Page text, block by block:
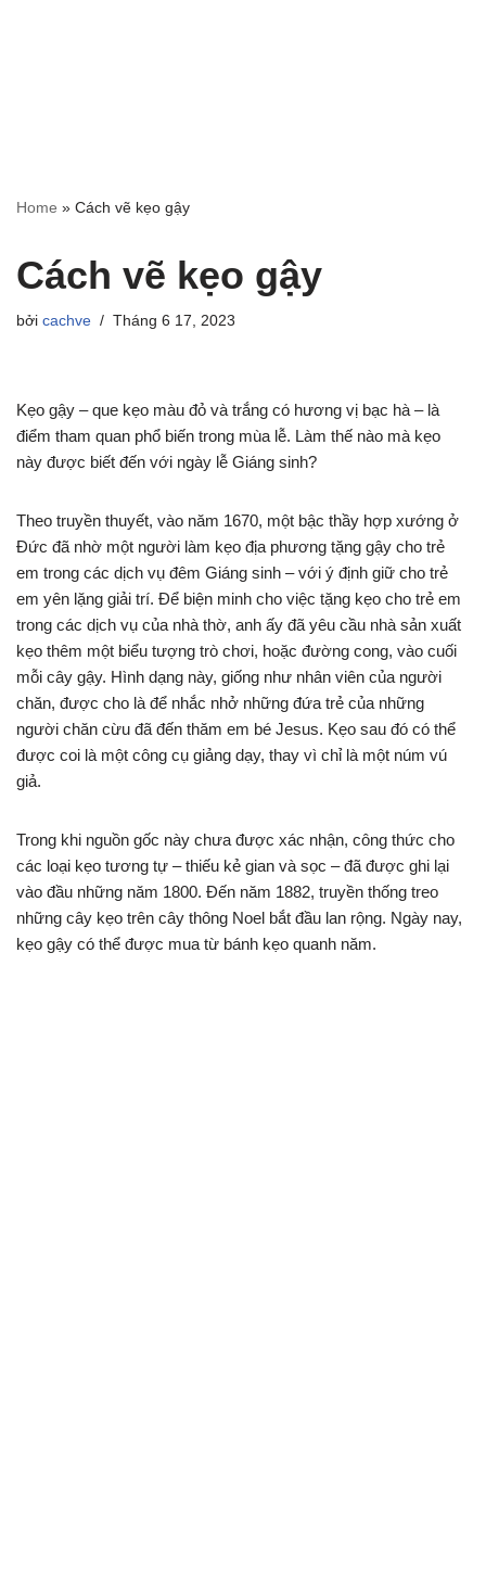
Home » Cách vẽ kẹo gậy
Cách vẽ kẹo gậy
bởi cachve Tháng 6 17, 2023
Kẹo gậy – que kẹo màu đỏ và trắng có hương vị bạc hà – là
điểm tham quan phổ biến trong mùa lễ. Làm thế nào mà kẹo
này được biết đến với ngày lễ Giáng sinh?
Theo truyền thuyết, vào năm 1670, một bậc thầy hợp xướng ở
Đức đã nhờ một người làm kẹo địa phương tặng gậy cho trẻ
em trong các dịch vụ đêm Giáng sinh – với ý định giữ cho trẻ
em yên lặng giải trí. Để biện minh cho việc tặng kẹo cho trẻ em
trong các dịch vụ của nhà thờ, anh ấy đã yêu cầu nhà sản xuất
kẹo thêm một biểu tượng trò chơi, hoặc đường cong, vào cuối
mỗi cây gậy. Hình dạng này, giống như nhân viên của người
chăn, được cho là để nhắc nhở những đứa trẻ của những
người chăn cừu đã đến thăm em bé Jesus. Kẹo sau đó có thể
được coi là một công cụ giảng dạy, thay vì chỉ là một núm vú
giả.
Trong khi nguồn gốc này chưa được xác nhận, công thức cho
các loại kẹo tương tự – thiếu kẻ gian và sọc – đã được ghi lại
vào đầu những năm 1800. Đến năm 1882, truyền thống treo
những cây kẹo trên cây thông Noel bắt đầu lan rộng. Ngày nay,
kẹo gậy có thể được mua từ bánh kẹo quanh năm.